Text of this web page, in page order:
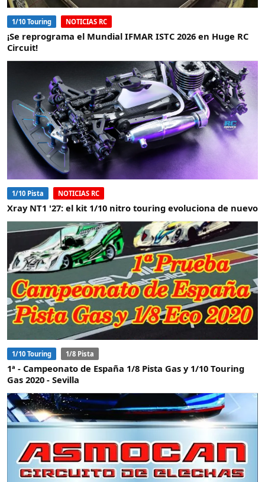
1/10 Touring NOTICIAS RC
¡Se reprograma el Mundial IFMAR ISTC 2026 en Huge RC
Circuit!
1/10 Pista NOTICIAS RC
Xray NT1 '27: el kit 1/10 nitro touring evoluciona de nuevo
1/10 Touring 1/8 Pista
1ª - Campeonato de España 1/8 Pista Gas y 1/10 Touring
Gas 2020 - Sevilla